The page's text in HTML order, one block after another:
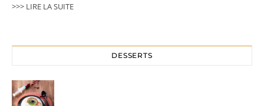
>>> LIRE LA SUITE
DESSERTS